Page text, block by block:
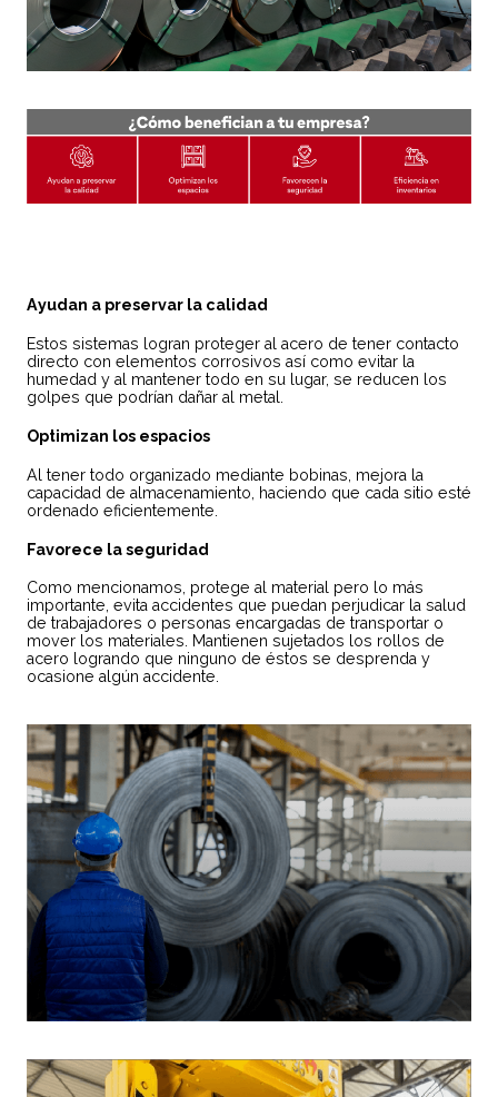
Ayudan a preservar la calidad
Estos sistemas logran proteger al acero de tener contacto
directo con elementos corrosivos así como evitar la
humedad y al mantener todo en su lugar, se reducen los
golpes que podrían dañar al metal.
Optimizan los espacios
Al tener todo organizado mediante bobinas, mejora la
capacidad de almacenamiento, haciendo que cada sitio esté
ordenado eficientemente.
Favorece la seguridad
Como mencionamos, protege al material pero lo más
importante, evita accidentes que puedan perjudicar la salud
de trabajadores o personas encargadas de transportar o
mover los materiales. Mantienen sujetados los rollos de
acero logrando que ninguno de éstos se desprenda y
ocasione algún accidente.